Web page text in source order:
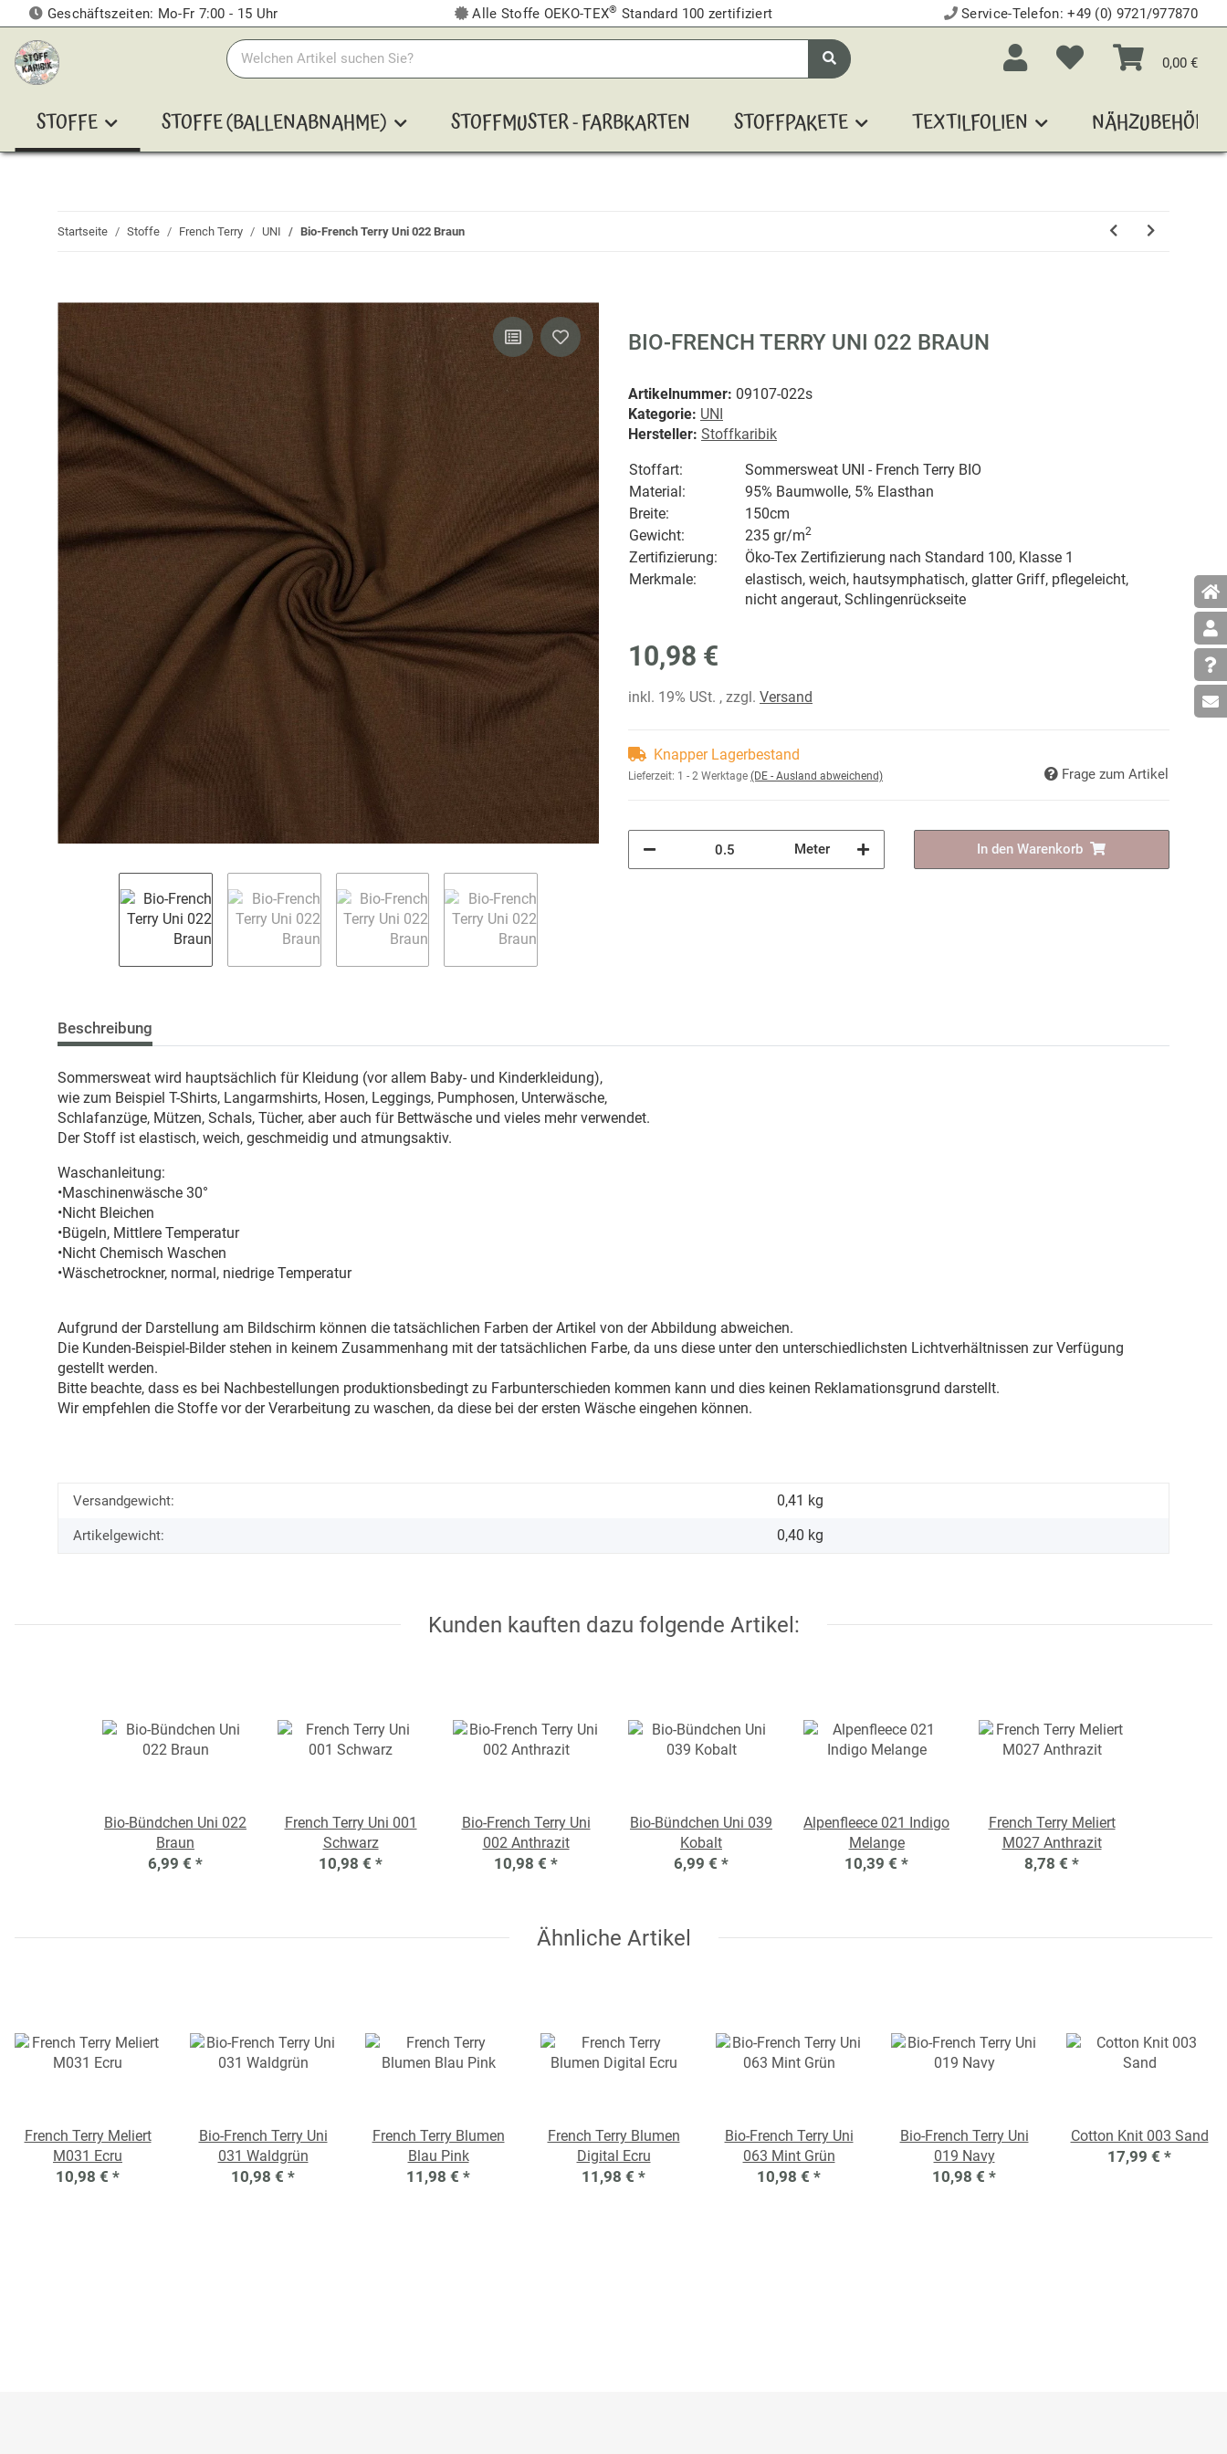
Geschäftszeiten: Mo-Fr 7:00 - 15 Uhr Alle Stoffe OEKO-TEX® Standard 100 zertifiziert Service-Telefon:+49 (0) 9721/977870
0,00 €
STOFFE STOFFE (BALLENABNAHME) STOFFMUSTER - FARBKARTEN STOFFPAKETE TEXTILFOLIEN NÄHZUBEHÖR
Startseite Stoffe French Terry UNI Bio-French Terry Uni 022 Braun
BIO-FRENCH TERRY UNI 022 BRAUN
Artikelnummer: 09107-022s
Kategorie: UNI
Hersteller: Stoffkaribik
Stoffart:
Sommersweat UNI - French Terry BIO
Material:
95% Baumwolle, 5% Elasthan
Breite:
150cm
Gewicht:
235 gr/m2
Zertifizierung:
Öko-Tex Zertifizierung nach Standard 100, Klasse 1
Merkmale:
elastisch, weich, hautsymphatisch, glatter Griff, pflegeleicht,
nicht angeraut, Schlingenrückseite
10,98 €
inkl. 19% USt. , zzgl. Versand
Knapper Lagerbestand
Lieferzeit: 1 - 2 Werktage (DE - Ausland abweichend) Frage zum Artikel
Meter In den Warenkorb
Beschreibung
Sommersweat wird hauptsächlich für Kleidung (vor allem Baby- und Kinderkleidung),
wie zum Beispiel T-Shirts, Langarmshirts, Hosen, Leggings, Pumphosen, Unterwäsche,
Schlafanzüge, Mützen, Schals, Tücher, aber auch für Bettwäsche und vieles mehr verwendet.
Der Stoff ist elastisch, weich, geschmeidig und atmungsaktiv.
Waschanleitung:
•Maschinenwäsche 30°
•Nicht Bleichen
•Bügeln, Mittlere Temperatur
•Nicht Chemisch Waschen
•Wäschetrockner, normal, niedrige Temperatur
Aufgrund der Darstellung am Bildschirm können die tatsächlichen Farben der Artikel von der Abbildung abweichen.
Die Kunden-Beispiel-Bilder stehen in keinem Zusammenhang mit der tatsächlichen Farbe, da uns diese unter den unterschiedlichsten Lichtverhältnissen zur Verfügung
gestellt werden.
Bitte beachte, dass es bei Nachbestellungen produktionsbedingt zu Farbunterschieden kommen kann und dies keinen Reklamationsgrund darstellt.
Wir empfehlen die Stoffe vor der Verarbeitung zu waschen, da diese bei der ersten Wäsche eingehen können.
Versandgewicht: 0,41 kg
Artikelgewicht: 0,40 kg
Kunden kauften dazu folgende Artikel:
Bio-Bündchen Uni 022
Braun
6,99 € *
French Terry Uni 001
Schwarz
10,98 € *
Bio-French Terry Uni
002 Anthrazit
10,98 € *
Bio-Bündchen Uni 039
Kobalt
6,99 € *
Alpenfleece 021 Indigo
Melange
10,39 € *
French Terry Meliert
M027 Anthrazit
8,78 € *
Ähnliche Artikel
French Terry Meliert
M031 Ecru
10,98 € *
Bio-French Terry Uni
031 Waldgrün
10,98 € *
French Terry Blumen
Blau Pink
11,98 € *
French Terry Blumen
Digital Ecru
11,98 € *
Bio-French Terry Uni
063 Mint Grün
10,98 € *
Bio-French Terry Uni
019 Navy
10,98 € *
Cotton Knit 003 Sand
17,99 € *